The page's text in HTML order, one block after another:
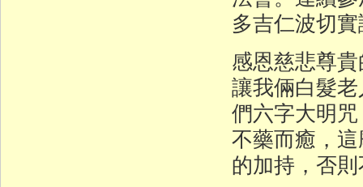
多吉仁波切
感恩慈悲尊
讓我倆白髮
們六字大明
不藥而癒，
的加持，否